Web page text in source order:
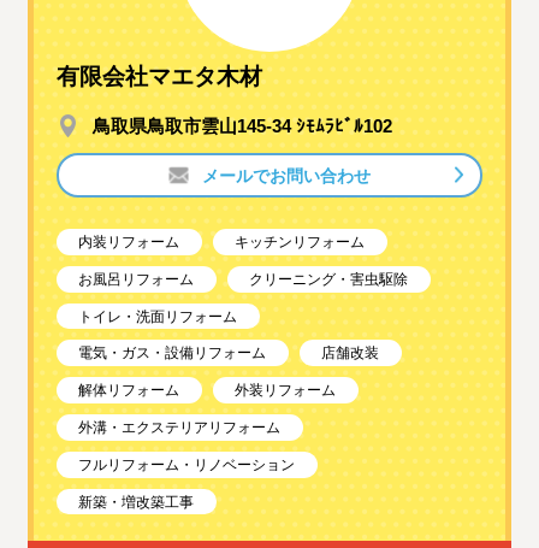
有限会社マエタ木材
鳥取県鳥取市雲山145-34 ｼﾓﾑﾗﾋﾞﾙ102
メールでお問い合わせ
内装リフォーム キッチンリフォーム
お風呂リフォーム クリーニング・害虫駆除
トイレ・洗面リフォーム
電気・ガス・設備リフォーム 店舗改装
解体リフォーム 外装リフォーム
外溝・エクステリアリフォーム
フルリフォーム・リノベーション
新築・増改築工事